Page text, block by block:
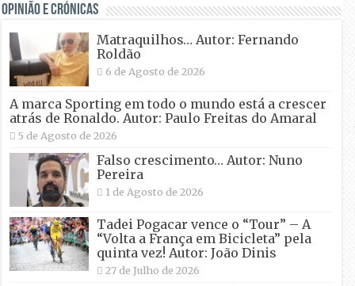
OPINIÃO E CRÓNICAS
Matraquilhos… Autor: Fernando
Roldão
6 de Agosto de 2026
A marca Sporting em todo o mundo está a crescer
atrás de Ronaldo. Autor: Paulo Freitas do Amaral
5 de Agosto de 2026
Falso crescimento… Autor: Nuno
Pereira
1 de Agosto de 2026
Tadei Pogacar vence o “Tour” – A
“Volta a França em Bicicleta” pela
quinta vez! Autor: João Dinis
27 de Julho de 2026